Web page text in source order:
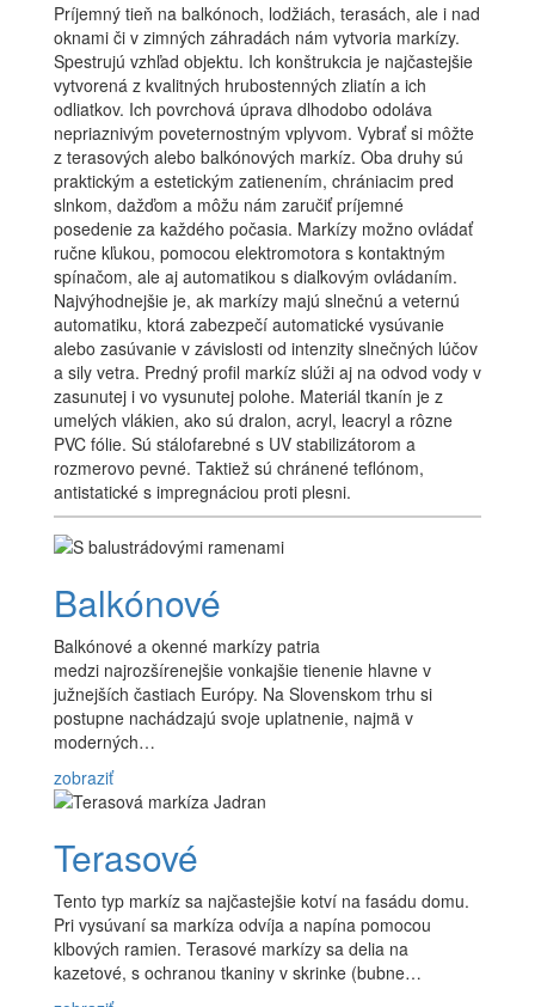
Príjemný tieň na balkónoch, lodžiách, terasách, ale i nad
oknami či v zimných záhradách nám vytvoria markízy.
Spestrujú vzhľad objektu. Ich konštrukcia je najčastejšie
vytvorená z kvalitných hrubostenných zliatín a ich
odliatkov. Ich povrchová úprava dlhodobo odoláva
nepriaznivým poveternostným vplyvom. Vybrať si môžte
z terasových alebo balkónových markíz. Oba druhy sú
praktickým a estetickým zatienením, chrániacim pred
slnkom, dažďom a môžu nám zaručiť príjemné
posedenie za každého počasia. Markízy možno ovládať
ručne kľukou, pomocou elektromotora s kontaktným
spínačom, ale aj automatikou s diaľkovým ovládaním.
Najvýhodnejšie je, ak markízy majú slnečnú a veternú
automatiku, ktorá zabezpečí automatické vysúvanie
alebo zasúvanie v závislosti od intenzity slnečných lúčov
a sily vetra. Predný profil markíz slúži aj na odvod vody v
zasunutej i vo vysunutej polohe. Materiál tkanín je z
umelých vlákien, ako sú dralon, acryl, leacryl a rôzne
PVC fólie. Sú stálofarebné s UV stabilizátorom a
rozmerovo pevné. Taktiež sú chránené teflónom,
antistatické s impregnáciou proti plesni.
Balkónové
Balkónové a okenné markízy patria
medzi najrozšírenejšie vonkajšie tienenie hlavne v
južnejších častiach Európy. Na Slovenskom trhu si
postupne nachádzajú svoje uplatnenie, najmä v
moderných…
zobraziť
Terasové
Tento typ markíz sa najčastejšie kotví na fasádu domu.
Pri vysúvaní sa markíza odvíja a napína pomocou
klbových ramien. Terasové markízy sa delia na
kazetové, s ochranou tkaniny v skrinke (bubne…